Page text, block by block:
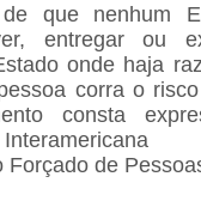
que nenhum
entregar ou
onde haja
corra o
consta
Forçado de